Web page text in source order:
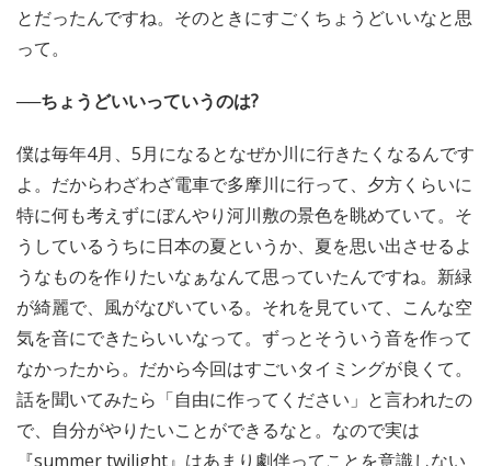
とだったんですね。そのときにすごくちょうどいいなと思
って。
──ちょうどいいっていうのは?
僕は毎年4月、5月になるとなぜか川に行きたくなるんです
よ。だからわざわざ電車で多摩川に行って、夕方くらいに
特に何も考えずにぼんやり河川敷の景色を眺めていて。そ
うしているうちに日本の夏というか、夏を思い出させるよ
うなものを作りたいなぁなんて思っていたんですね。新緑
が綺麗で、風がなびいている。それを見ていて、こんな空
気を音にできたらいいなって。ずっとそういう音を作って
なかったから。だから今回はすごいタイミングが良くて。
話を聞いてみたら「自由に作ってください」と言われたの
で、自分がやりたいことができるなと。なので実は
『summer twilight』はあまり劇伴ってことを意識しない